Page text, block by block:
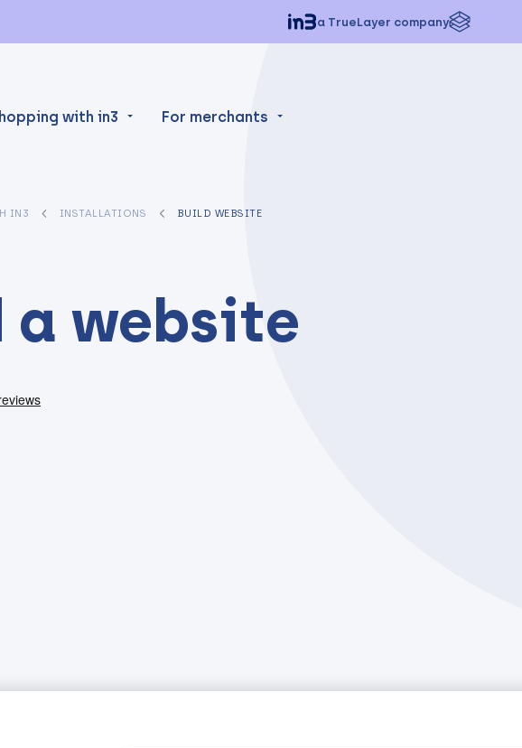
a TrueLayer company
with in3 For merchants
IN3 INSTALLATIONS BUILD WEBSITE
a website